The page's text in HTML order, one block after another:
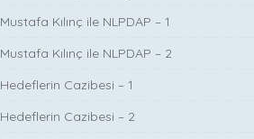
Mustafa Kılınç ile NLPDAP – 1
Mustafa Kılınç ile NLPDAP – 2
Hedeflerin Cazibesi – 1
Hedeflerin Cazibesi – 2